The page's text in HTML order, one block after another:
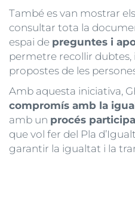
També es van mostrar
consultar tota la
espai de preguntes i
permetre recollir dubtes,
propostes de les
Amb aquesta iniciativa,
compromís amb la
amb un procés
que vol fer del Pla
garantir la igualtat i la